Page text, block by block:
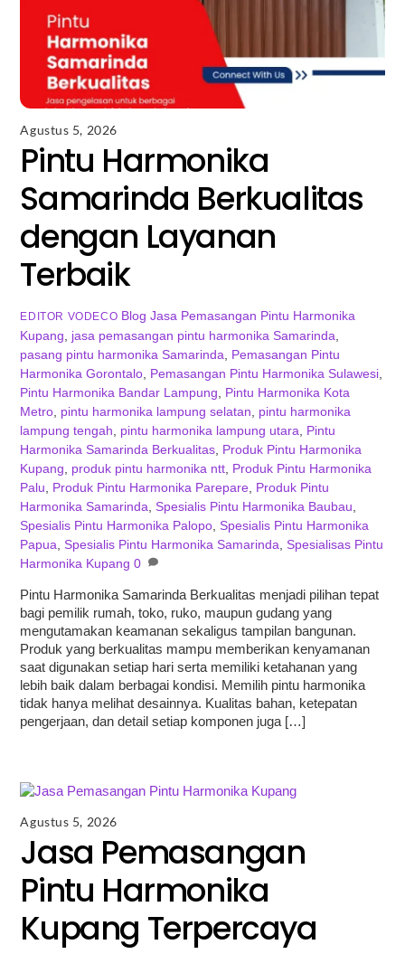
Agustus 5, 2026
Pintu Harmonika
Samarinda Berkualitas
dengan Layanan
Terbaik
EDITOR VODECO Blog Jasa Pemasangan Pintu Harmonika
Kupang, jasa pemasangan pintu harmonika Samarinda,
pasang pintu harmonika Samarinda, Pemasangan Pintu
Harmonika Gorontalo, Pemasangan Pintu Harmonika Sulawesi,
Pintu Harmonika Bandar Lampung, Pintu Harmonika Kota
Metro, pintu harmonika lampung selatan, pintu harmonika
lampung tengah, pintu harmonika lampung utara, Pintu
Harmonika Samarinda Berkualitas, Produk Pintu Harmonika
Kupang, produk pintu harmonika ntt, Produk Pintu Harmonika
Palu, Produk Pintu Harmonika Parepare, Produk Pintu
Harmonika Samarinda,Spesialis Pintu Harmonika Baubau,
Spesialis Pintu Harmonika Palopo,Spesialis Pintu Harmonika
Papua,Spesialis Pintu Harmonika Samarinda,Spesialisas Pintu
Harmonika Kupang 0
Pintu Harmonika Samarinda Berkualitas menjadi pilihan tepat
bagi pemilik rumah, toko, ruko, maupun gudang yang
mengutamakan keamanan sekaligus tampilan bangunan.
Produk yang berkualitas mampu memberikan kenyamanan
saat digunakan setiap hari serta memiliki ketahanan yang
lebih baik dalam berbagai kondisi. Memilih pintu harmonika
tidak hanya melihat desainnya. Kualitas bahan, ketepatan
pengerjaan, dan detail setiap komponen juga […]
Agustus 5, 2026
Jasa Pemasangan
Pintu Harmonika
Kupang Terpercaya